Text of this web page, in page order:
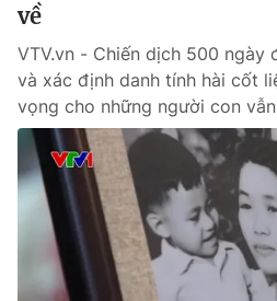
về
VTV.vn - Chiến dịch 500 ngày
và xác định danh tính hài cốt
vọng cho những người con